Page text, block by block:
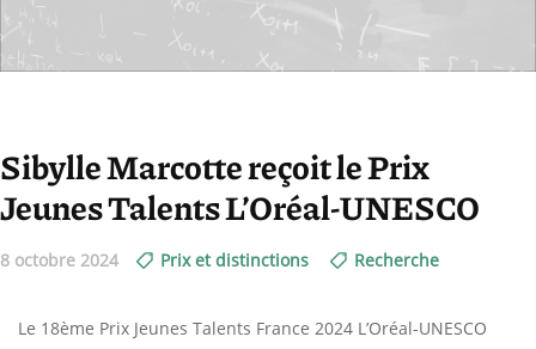
Sibylle Marcotte reçoit le Prix
Jeunes Talents L’Oréal-UNESCO
8 octobre 2024 Prix et distinctions Recherche
Le 18ème Prix Jeunes Talents France 2024 L’Oréal-UNESCO